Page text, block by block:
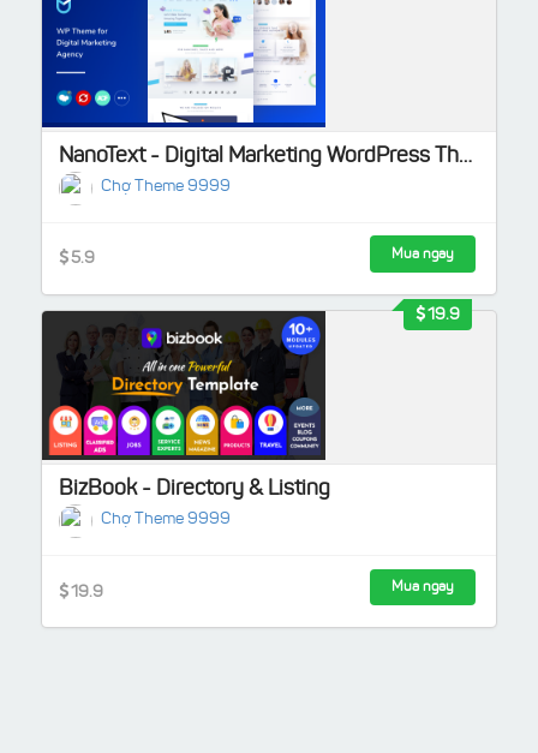
NanoText - Digital Marketing WordPress Theme
Chợ Theme 9999
5.9 Mua ngay
BizBook - Directory & Listing
Chợ Theme 9999
19.9 Mua ngay
19.9